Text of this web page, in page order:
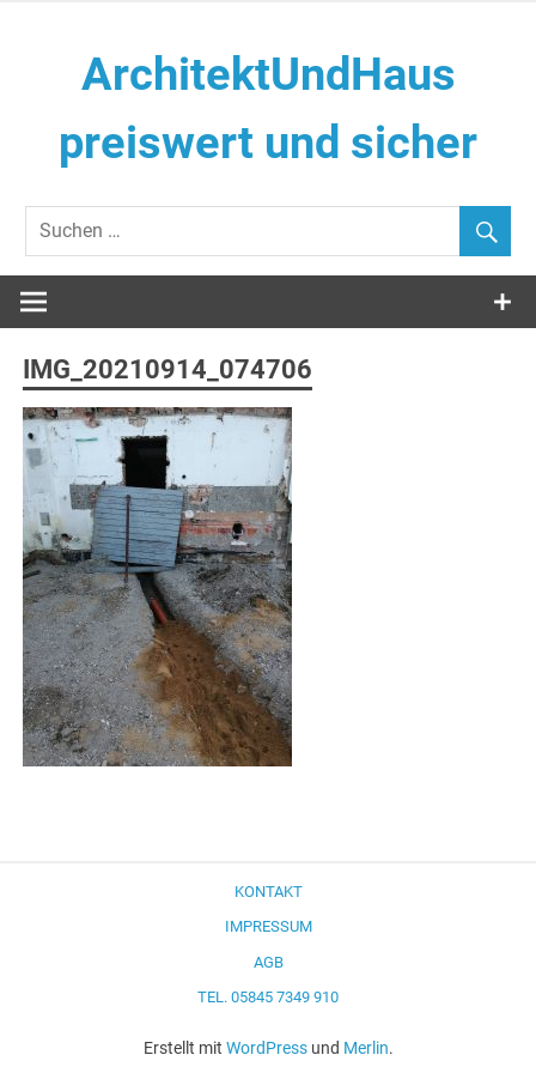
ArchitektUndHaus
preiswert und sicher
IMG_20210914_074706
KONTAKT
IMPRESSUM
AGB
TEL. 05845 7349 910
Erstellt mit WordPressund Merlin.